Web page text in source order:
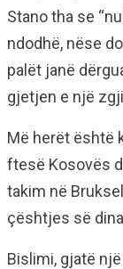
Stano tha se
ndodhë, nëse
palët janë
gjetjen e një
Më herët është
ftesë Kosovës
takim në
çështjes së
Bislimi, gjatë